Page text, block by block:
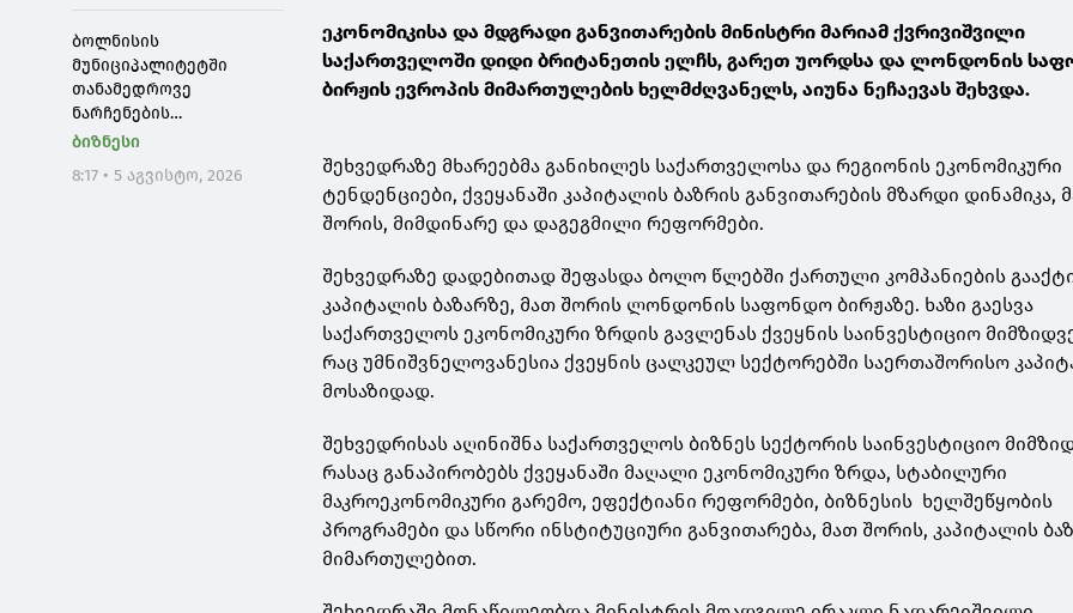
ყველაფერი
ეკონომიკური
წარმატებისა და
ეროვნული ბანკის
წარმატებული
საქმიანობის შედეგია
ბოლნისის
მუნიციპალიტეტში
თანამედროვე
ნარჩენების
გადამტვირთავი
ბიზნესი
8:17 • 5 აგვისტო, 2026
ეკონომიკისა და მდგრადი განვითარების მინისტრი მარიამ ქვრივიშვილი
საქართველოში დიდი ბრიტანეთის ელჩს, გარეთ უორდსა და ლონდონის
ბირჟის ევროპის მიმართულების ხელმძღვანელს, აიუნა ნეჩაევას შეხვდა.
შეხვედრაზე მხარეებმა განიხილეს საქართველოსა და რეგიონის ეკონომიკური
ტენდენციები, ქვეყანაში კაპიტალის ბაზრის განვითარების მზარდი დინამიკა,
შორის, მიმდინარე და დაგეგმილი რეფორმები.
შეხვედრაზე დადებითად შეფასდა ბოლო წლებში ქართული კომპანიების
კაპიტალის ბაზარზე, მათ შორის ლონდონის საფონდო ბირჟაზე. ხაზი გაესვა
საქართველოს ეკონომიკური ზრდის გავლენას ქვეყნის საინვესტიციო
რაც უმნიშვნელოვანესია ქვეყნის ცალკეულ სექტორებში საერთაშორისო
მოსაზიდად.
შეხვედრისას აღინიშნა საქართველოს ბიზნეს სექტორის საინვესტიციო
რასაც განაპირობებს ქვეყანაში მაღალი ეკონომიკური ზრდა, სტაბილური
მაკროეკონომიკური გარემო, ეფექტიანი რეფორმები, ბიზნესის ხელშეწყობის
პროგრამები და სწორი ინსტიტუციური განვითარება, მათ შორის, კაპიტალის
მიმართულებით.